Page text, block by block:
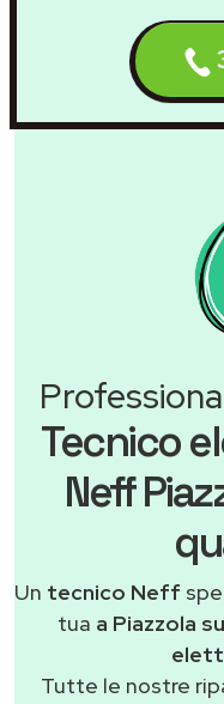
Tecnico
Neff
Un tecnico Neff
tua a Piazzola
Tutte le nostre